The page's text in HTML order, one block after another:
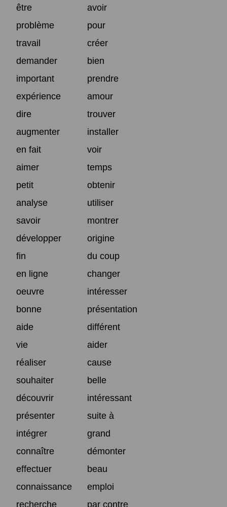
être
avoir
problème
pour
travail
créer
demander
bien
important
prendre
expérience
amour
dire
trouver
augmenter
installer
en fait
voir
aimer
temps
petit
obtenir
analyse
utiliser
savoir
montrer
développer
origine
fin
du coup
en ligne
changer
oeuvre
intéresser
bonne
présentation
aide
différent
vie
aider
réaliser
cause
souhaiter
belle
découvrir
intéressant
présenter
suite à
intégrer
grand
connaître
démonter
effectuer
beau
connaissance
emploi
recherche
par contre